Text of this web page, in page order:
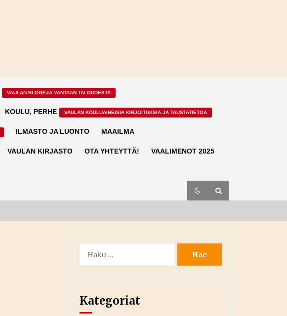
VAULAN BLOGEJA VANTAAN TALOUDESTA
KOULU, PERHE VAULAN KOULUAIHEISIA KIRJOITUKSIA JA TAUSTATIETOA
ILMASTO JA LUONTO MAAILMA
VAULAN KIRJASTO OTA YHTEYTTÄ! VAALIMENOT 2025
Kategoriat